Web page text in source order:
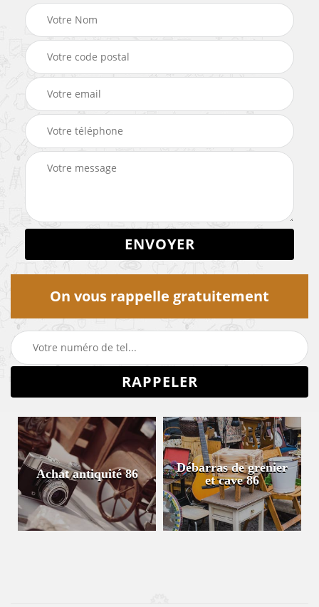
On vous rappelle gratuitement
Achat antiquité 86
Débarras de grenier
et cave 86